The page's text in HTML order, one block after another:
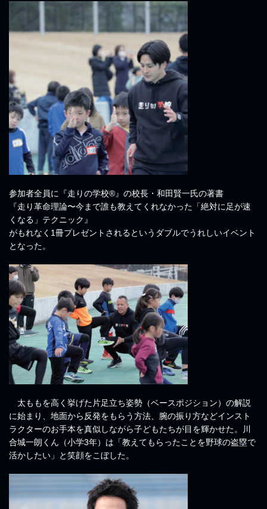
参加者全員に『走りの学校®』の校長・和田賢一氏の著書
『走り革命理論〜今まで誰も教えてくれなかった「絶対に足が速
くなる」テクニック』
がもれなく1冊プレゼントされるというダブルでうれしいイベント
となった。
太ももを高く挙げた片足立ち姿勢（ベースポジション）の解説
に始まり、地面から反発をもらう方法、腕の振り方などインスト
ラクターのお手本を真似しながら子どもたちが目を輝かせた。川
合城一朗くん（小学3年）は「教えてもらったことを野球の盗塁で
活かしたい」と笑顔をこぼした。